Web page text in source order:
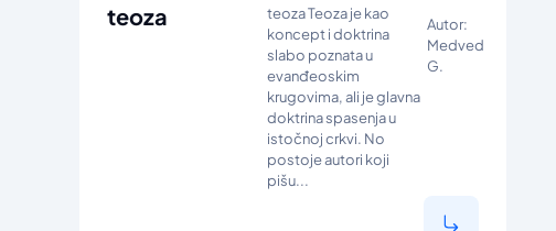
teoza
teoza Teoza je kao
koncept i doktrina
slabo poznata u
evanđeoskim
krugovima, ali je glavna
doktrina spasenja u
istočnoj crkvi. No
postoje autori koji
pišu...
Autor:
Medved
G.